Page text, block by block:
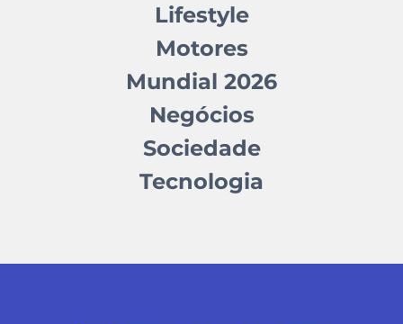
Lifestyle
Motores
Mundial 2026
Negócios
Sociedade
Tecnologia